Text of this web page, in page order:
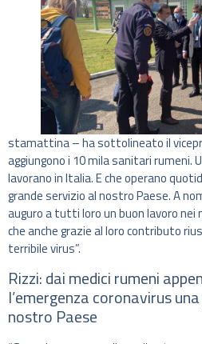
stamattina – ha sottolineato il
aggiungono i 10 mila sanitari rumeni.
lavorano in Italia. E che operano
grande servizio al nostro Paese. A
auguro a tutti loro un buon lavoro nei
che anche grazie al loro contributo
terribile virus”.
Rizzi: dai medici rumeni
l’emergenza coronavirus
nostro Paese